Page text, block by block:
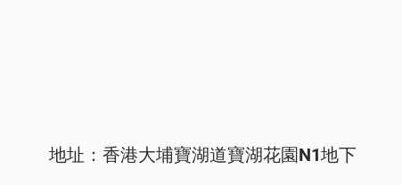
地址：香港大埔寶湖道寶湖花園N1地下